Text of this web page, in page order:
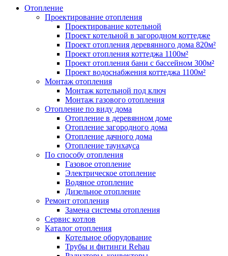
Отопление
Проектирование отопления
Проектирование котельной
Проект котельной в загородном коттедже
Проект отопления деревянного дома 820м²
Проект отопления коттеджа 1100м²
Проект отопления бани с бассейном 300м²
Проект водоснабжения коттеджа 1100м²
Монтаж отопления
Монтаж котельной под ключ
Монтаж газового отопления
Отопление по виду дома
Отопление в деревянном доме
Отопление загородного дома
Отопление дачного дома
Отопление таунхауса
По способу отопления
Газовое отопление
Электрическое отопление
Водяное отопление
Дизельное отопление
Ремонт отопления
Замена системы отопления
Сервис котлов
Каталог отопления
Котельное оборудование
Трубы и фитинги Rehau